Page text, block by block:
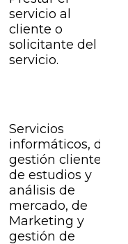
servicio al
cliente o
solicitante del
servicio.
Servicios
informáticos, de
gestión cliente,
de estudios y
análisis de
mercado, de
Marketing y
gestión de